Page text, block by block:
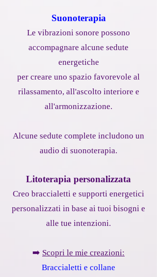
Suonoterapia
Le vibrazioni sonore possono
accompagnare alcune sedute
energetiche
per creare uno spazio favorevole al
rilassamento, all'ascolto interiore e
all'armonizzazione.
Alcune sedute complete includono un
audio di suonoterapia.
Litoterapia personalizzata
Creo braccialetti e supporti energetici
personalizzati in base ai tuoi bisogni e
alle tue intenzioni.
➡️ Scopri le mie creazioni:
Braccialetti e collane